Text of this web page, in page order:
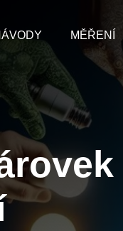
MĚŘENÍ